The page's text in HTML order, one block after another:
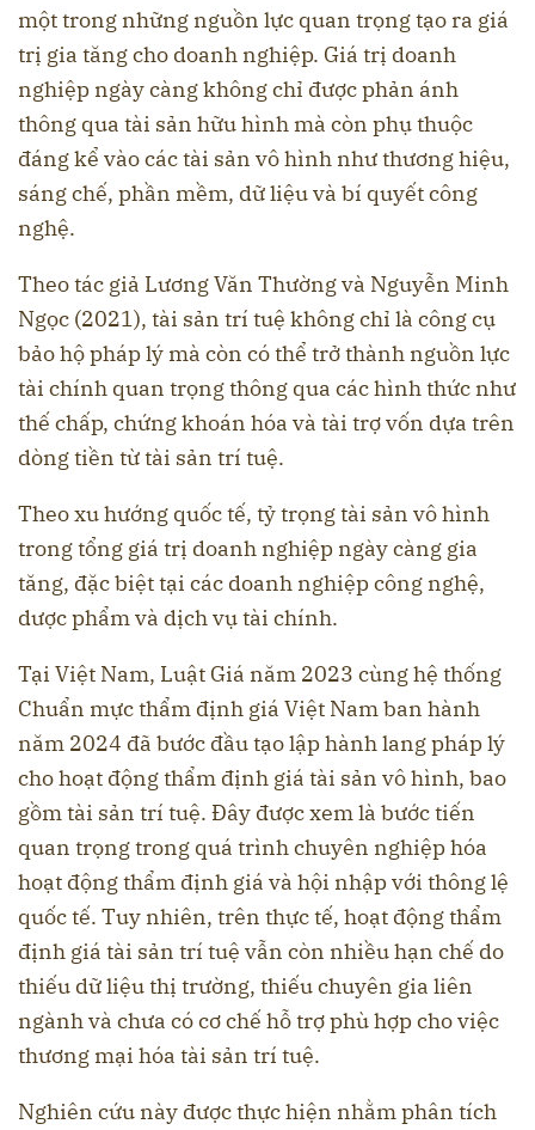
một trong những nguồn lực quan trọng tạo ra giá
trị gia tăng cho doanh nghiệp. Giá trị doanh
nghiệp ngày càng không chỉ được phản ánh
thông qua tài sản hữu hình mà còn phụ thuộc
đáng kể vào các tài sản vô hình như thương hiệu,
sáng chế, phần mềm, dữ liệu và bí quyết công
nghệ.
Theo tác giả Lương Văn Thường và Nguyễn Minh
Ngọc (2021), tài sản trí tuệ không chỉ là công cụ
bảo hộ pháp lý mà còn có thể trở thành nguồn lực
tài chính quan trọng thông qua các hình thức như
thế chấp, chứng khoán hóa và tài trợ vốn dựa trên
dòng tiền từ tài sản trí tuệ.
Theo xu hướng quốc tế, tỷ trọng tài sản vô hình
trong tổng giá trị doanh nghiệp ngày càng gia
tăng, đặc biệt tại các doanh nghiệp công nghệ,
dược phẩm và dịch vụ tài chính.
Tại Việt Nam, Luật Giá năm 2023 cùng hệ thống
Chuẩn mực thẩm định giá Việt Nam ban hành
năm 2024 đã bước đầu tạo lập hành lang pháp lý
cho hoạt động thẩm định giá tài sản vô hình, bao
gồm tài sản trí tuệ. Đây được xem là bước tiến
quan trọng trong quá trình chuyên nghiệp hóa
hoạt động thẩm định giá và hội nhập với thông lệ
quốc tế. Tuy nhiên, trên thực tế, hoạt động thẩm
định giá tài sản trí tuệ vẫn còn nhiều hạn chế do
thiếu dữ liệu thị trường, thiếu chuyên gia liên
ngành và chưa có cơ chế hỗ trợ phù hợp cho việc
thương mại hóa tài sản trí tuệ.
Nghiên cứu này được thực hiện nhằm phân tích